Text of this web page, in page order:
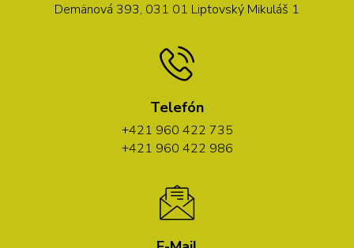
Demänová 393, 031 01 Liptovský Mikuláš 1
Telefón
+421 960 422 735
+421 960 422 986